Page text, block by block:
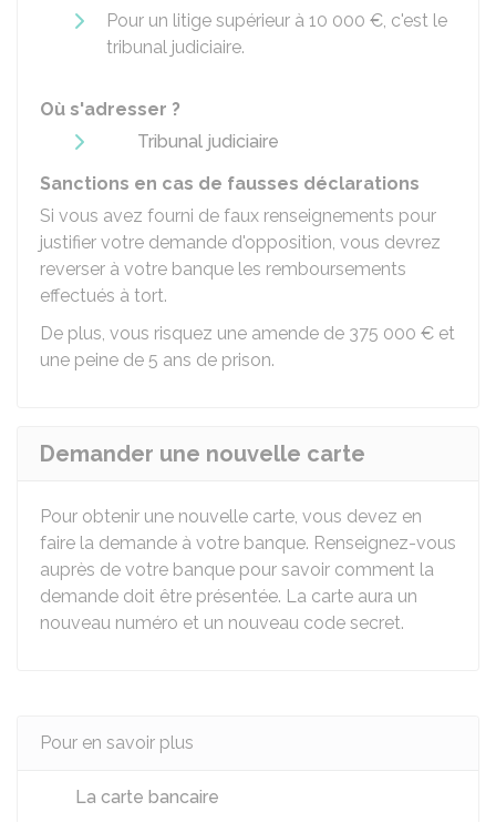
Pour un litige supérieur à 10 000 €, c'est le
tribunal judiciaire.
Où s'adresser ?
Tribunal judiciaire
Sanctions en cas de fausses déclarations
Si vous avez fourni de faux renseignements pour
justifier votre demande d'opposition, vous devrez
reverser à votre banque les remboursements
effectués à tort.
De plus, vous risquez une amende de 375 000 € et
une peine de 5 ans de prison.
Demander une nouvelle carte
Pour obtenir une nouvelle carte, vous devez en
faire la demande à votre banque. Renseignez-vous
auprès de votre banque pour savoir comment la
demande doit être présentée. La carte aura un
nouveau numéro et un nouveau code secret.
Pour en savoir plus
La carte bancaire